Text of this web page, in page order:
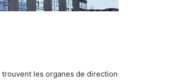
les organes de direction